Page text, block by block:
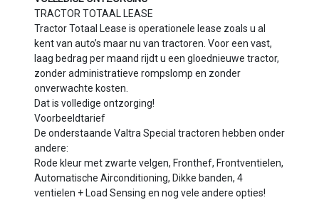
TRACTOR TOTAAL LEASE
Tractor Totaal Lease is operationele lease zoals u al
kent van auto’s maar nu van tractoren. Voor een vast,
laag bedrag per maand rijdt u een gloednieuwe tractor,
zonder administratieve rompslomp en zonder
onverwachte kosten.
Dat is volledige ontzorging!
Voorbeeldtarief
De onderstaande Valtra Special tractoren hebben onder
andere:
Rode kleur met zwarte velgen, Fronthef, Frontventielen,
Automatische Airconditioning, Dikke banden, 4
ventielen + Load Sensing en nog vele andere opties!